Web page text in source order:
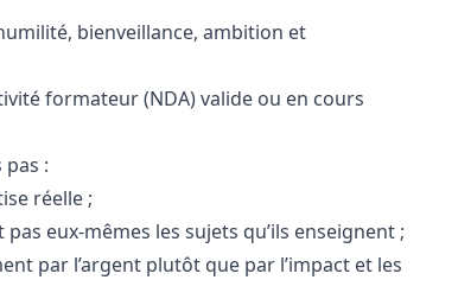
bienveillance, ambition et
formateur (NDA) valide ou en cours
:
réelle ;
eux-mêmes les sujets qu’ils enseignent ;
par l’argent plutôt que par l’impact et les